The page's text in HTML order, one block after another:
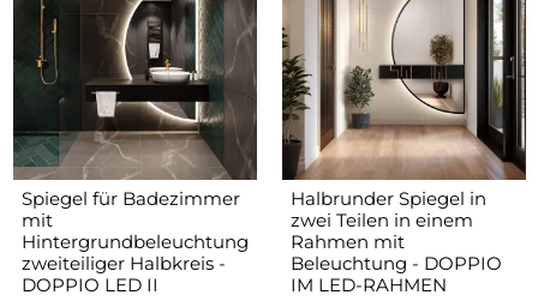
Spiegel für Badezimmer
mit
Hintergrundbeleuchtung
zweiteiliger Halbkreis -
DOPPIO LED II
Halbrunder Spiegel in
zwei Teilen in einem
Rahmen mit
Beleuchtung - DOPPIO
IM LED-RAHMEN